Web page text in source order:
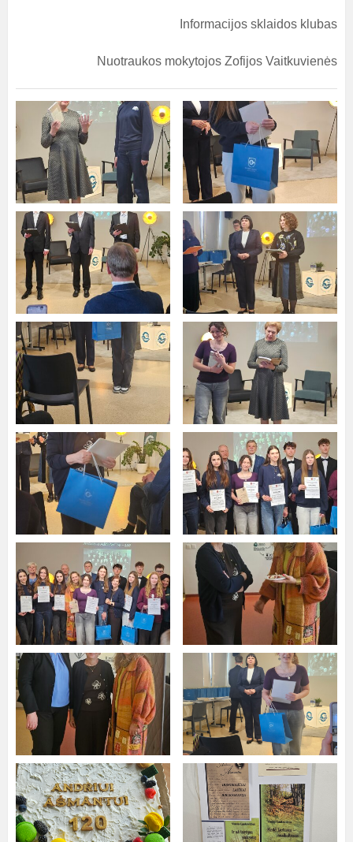
Informacijos sklaidos klubas
Nuotraukos mokytojos Zofijos Vaitkuvienės